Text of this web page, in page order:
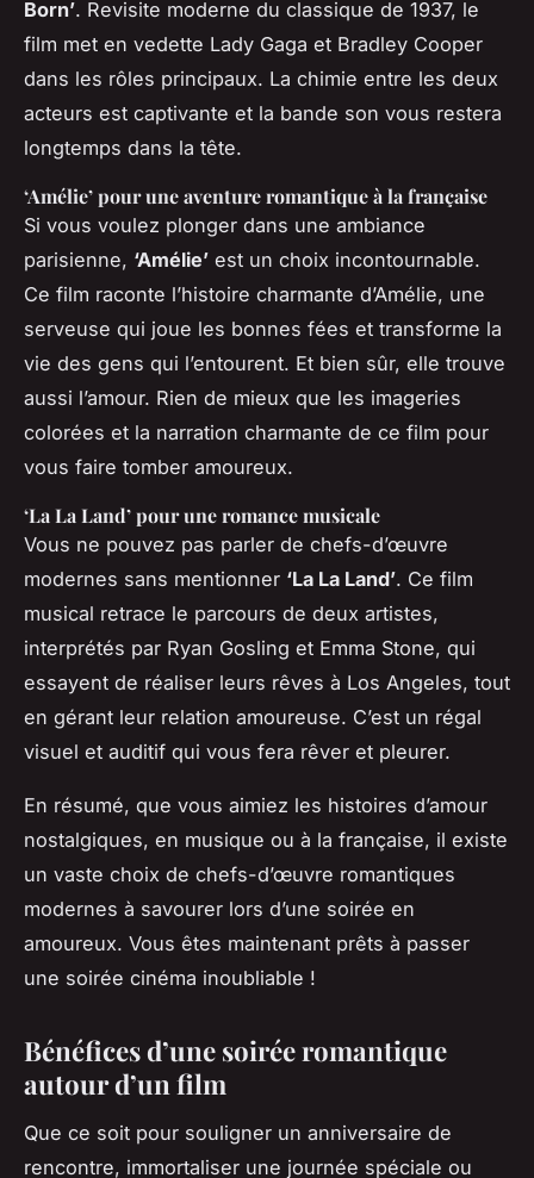
Born’. Revisite moderne du classique de 1937, le
film met en vedette Lady Gaga et Bradley Cooper
dans les rôles principaux. La chimie entre les deux
acteurs est captivante et la bande son vous restera
longtemps dans la tête.
‘Amélie’ pour une aventure romantique à la française
Si vous voulez plonger dans une ambiance
parisienne, ‘Amélie’ est un choix incontournable.
Ce film raconte l’histoire charmante d’Amélie, une
serveuse qui joue les bonnes fées et transforme la
vie des gens qui l’entourent. Et bien sûr, elle trouve
aussi l’amour. Rien de mieux que les imageries
colorées et la narration charmante de ce film pour
vous faire tomber amoureux.
‘La La Land’ pour une romance musicale
Vous ne pouvez pas parler de chefs-d’œuvre
modernes sans mentionner ‘La La Land’. Ce film
musical retrace le parcours de deux artistes,
interprétés par Ryan Gosling et Emma Stone, qui
essayent de réaliser leurs rêves à Los Angeles, tout
en gérant leur relation amoureuse. C’est un régal
visuel et auditif qui vous fera rêver et pleurer.
En résumé, que vous aimiez les histoires d’amour
nostalgiques, en musique ou à la française, il existe
un vaste choix de chefs-d’œuvre romantiques
modernes à savourer lors d’une soirée en
amoureux. Vous êtes maintenant prêts à passer
une soirée cinéma inoubliable !
Bénéfices d’une soirée romantique
autour d’un film
Que ce soit pour souligner un anniversaire de
rencontre, immortaliser une journée spéciale ou